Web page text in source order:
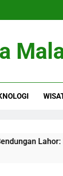
Ketika